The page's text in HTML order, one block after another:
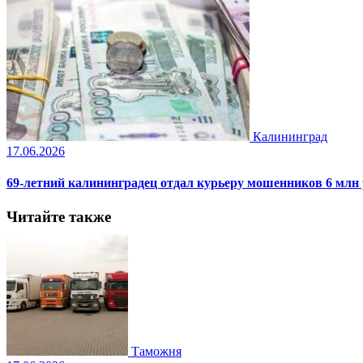
Калининград
17.06.2026
69-летний калининградец отдал курьеру мошенников 6 млн
Читайте также
Таможня